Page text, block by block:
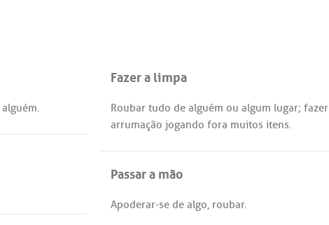
alguém.
Fazer a limpa
Roubar tudo de alguém ou algum lugar; fazer
arrumação jogando fora muitos itens.
Passar a mão
Apoderar-se de algo, roubar.